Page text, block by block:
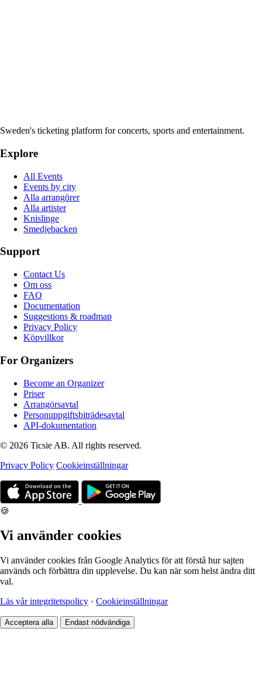
Sweden's ticketing platform for concerts, sports and entertainment.
Explore
All Events
Events by city
Alla arrangörer
Alla artister
Knislinge
Smedjebacken
Support
Contact Us
Om oss
FAQ
Documentation
Suggestions & roadmap
Privacy Policy
Köpvillkor
For Organizers
Become an Organizer
Priser
Arrangörsavtal
Personuppgiftsbiträdesavtal
API-dokumentation
© 2026 Ticsie AB. All rights reserved.
Privacy Policy Cookieinställningar
🍪
Vi använder cookies
Vi använder cookies från Google Analytics för att förstå hur sajten
används och förbättra din upplevelse. Du kan när som helst ändra ditt
val.
Läs vår integritetspolicy · Cookieinställningar
Acceptera alla Endast nödvändiga